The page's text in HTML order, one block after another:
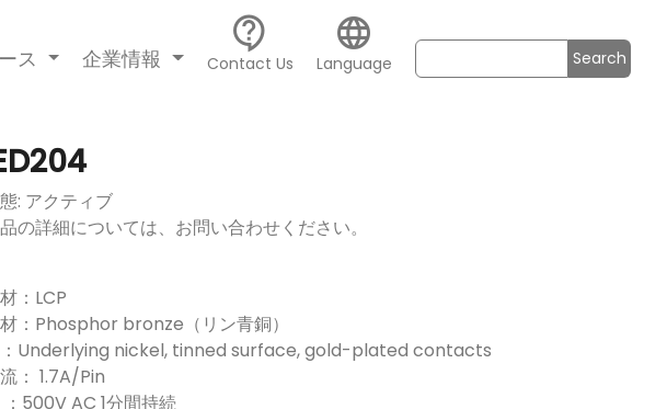
ス 企業情報
contact_support
Contact Us
language
Language Search
: アクティブ
の詳細については、お問い合わせください。
：LCP
：Phosphor bronze（リン青銅）
：Underlying nickel, tinned surface, gold-plated contacts
： 1.7A/Pin
：500V AC 1分間持続